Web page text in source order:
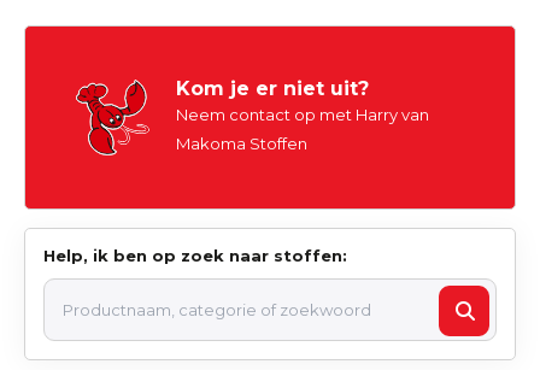
Kom je er niet uit?
Neem contact op met Harry van
Makoma Stoffen
Help, ik ben op zoek naar stoffen: